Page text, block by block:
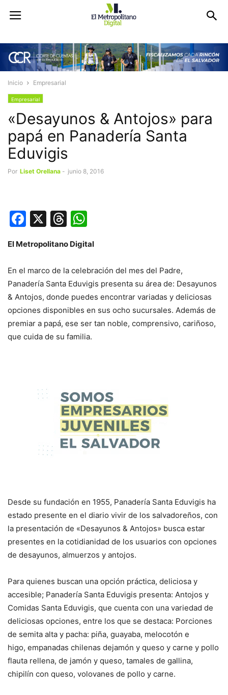
Inicio Empresarial
Empresarial
«Desayunos & Antojos» para
papá en Panadería Santa
Eduvigis
Por Liset Orellana - junio 8, 2016
Facebook
X Threads
El Metropolitano Digital
En el marco de la celebración del mes del Padre,
Panadería Santa Eduvigis presenta su área de: Desayunos
& Antojos, donde puedes encontrar variadas y deliciosas
opciones disponibles en sus ocho sucursales. Además de
premiar a papá, ese ser tan noble, comprensivo, cariñoso,
que cuida de su familia.
Desde su fundación en 1955, Panadería Santa Eduvigis ha
estado presente en el diario vivir de los salvadoreños, con
la presentación de «Desayunos & Antojos» busca estar
presentes en la cotidianidad de los usuarios con opciones
de desayunos, almuerzos y antojos.
Para quienes buscan una opción práctica, deliciosa y
accesible; Panadería Santa Eduvigis presenta: Antojos y
Comidas Santa Eduvigis, que cuenta con una variedad de
deliciosas opciones, entre los que se destaca: Porciones
de semita alta y pacha: piña, guayaba, melocotón e
higo, empanadas chilenas dejamón y queso y carne y pollo
flauta rellena, de jamón y queso, tamales de gallina,
chipilín con queso, volovanes de pollo y carne.